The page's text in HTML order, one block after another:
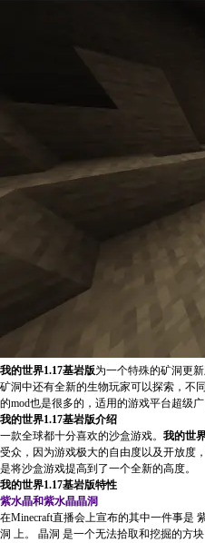
我的世界1.17基岩版为一个特殊的矿洞更
矿洞中还有全新的生物玩家可以探索，不
的mod也是很多的，适用的游戏平台超级
我的世界1.17基岩版介绍
一款全球都十分喜欢的沙盒游戏。 我的世
受众，因为游戏极大的自由度以及开放度
是将沙盒游戏提高到了一个全新的高度。
我的世界1.17基岩版特性
紫水晶和紫水晶晶洞
在Minecraft直播会上宣布的其中一件事是
洞 上。 晶洞 是一个无法拾取和挖掘的方块